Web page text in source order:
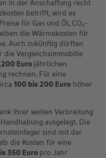
in der Anschaffung recht
betrifft, wird es
für Gas und Öl, CO₂-
die Wärmekosten für
Auch zukünftig dürften
die Vergleichsimmobilie
Euro jährlichen
rechnen. Für eine
100 bis 200 Eurohöher
ihrer weiten Verbreitung
ausgelegt. Die
sind mit der
die Kosten für eine
350 Euro pro Jahr